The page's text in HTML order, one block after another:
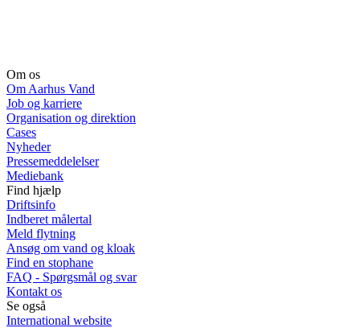
Om os
Om Aarhus Vand
Job og karriere
Organisation og direktion
Cases
Nyheder
Pressemeddelelser
Mediebank
Find hjælp
Driftsinfo
Indberet målertal
Meld flytning
Ansøg om vand og kloak
Find en stophane
FAQ - Spørgsmål og svar
Kontakt os
Se også
International website